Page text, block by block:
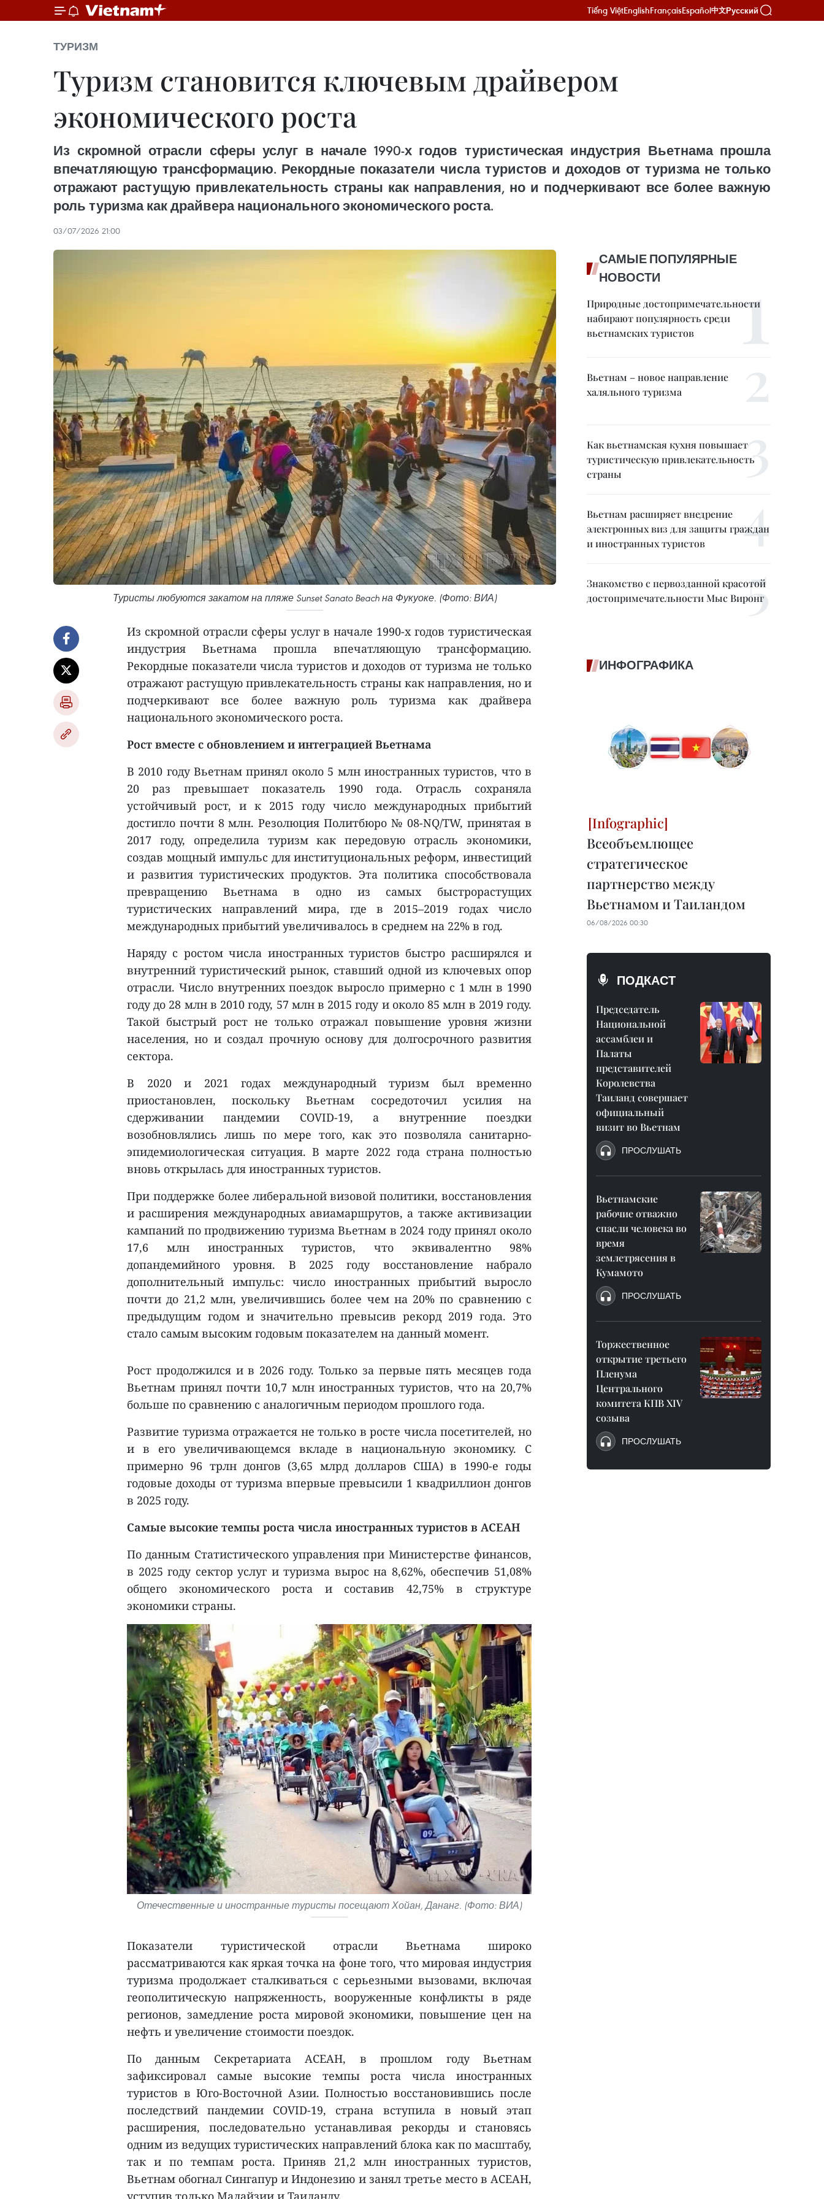
Tiếng ViệtEnglishFrançaisEspañol中文Русский
ТУРИЗМ
Туризм становится ключевым драйвером
экономического роста
Из скромной отрасли сферы услуг в начале 1990-х годов туристическая индустрия Вьетнама прошла
впечатляющую трансформацию. Рекордные показатели числа туристов и доходов от туризма не только
отражают растущую привлекательность страны как направления, но и подчеркивают все более важную
роль туризма как драйвера национального экономического роста.
03/07/2026 21:00
Туристы любуются закатом на пляже Sunset Sanato Beach на Фукуоке. (Фото: ВИА)
Из скромной отрасли сферы услуг в начале 1990-х годов туристическая
индустрия Вьетнама прошла впечатляющую трансформацию.
Рекордные показатели числа туристов и доходов от туризма не только
отражают растущую привлекательность страны как направления, но и
подчеркивают все более важную роль туризма как драйвера
национального экономического роста.
Рост вместе с обновлением и интеграцией Вьетнама
В 2010 году Вьетнам принял около 5 млн иностранных туристов, что в
20 раз превышает показатель 1990 года. Отрасль сохраняла
устойчивый рост, и к 2015 году число международных прибытий
достигло почти 8 млн. Резолюция Политбюро № 08-NQ/TW, принятая в
2017 году, определила туризм как передовую отрасль экономики,
создав мощный импульс для институциональных реформ, инвестиций
и развития туристических продуктов. Эта политика способствовала
превращению Вьетнама в одно из самых быстрорастущих
туристических направлений мира, где в 2015–2019 годах число
международных прибытий увеличивалось в среднем на 22% в год.
Наряду с ростом числа иностранных туристов быстро расширялся и
внутренний туристический рынок, ставший одной из ключевых опор
отрасли. Число внутренних поездок выросло примерно с 1 млн в 1990
году до 28 млн в 2010 году, 57 млн в 2015 году и около 85 млн в 2019 году.
Такой быстрый рост не только отражал повышение уровня жизни
населения, но и создал прочную основу для долгосрочного развития
сектора.
В 2020 и 2021 годах международный туризм был временно
приостановлен, поскольку Вьетнам сосредоточил усилия на
сдерживании пандемии COVID-19, а внутренние поездки
возобновлялись лишь по мере того, как это позволяла санитарно-
эпидемиологическая ситуация. В марте 2022 года страна полностью
вновь открылась для иностранных туристов.
При поддержке более либеральной визовой политики, восстановления
и расширения международных авиамаршрутов, а также активизации
кампаний по продвижению туризма Вьетнам в 2024 году принял около
17,6 млн иностранных туристов, что эквивалентно 98%
допандемийного уровня. В 2025 году восстановление набрало
дополнительный импульс: число иностранных прибытий выросло
почти до 21,2 млн, увеличившись более чем на 20% по сравнению с
предыдущим годом и значительно превысив рекорд 2019 года. Это
стало самым высоким годовым показателем на данный момент.
Рост продолжился и в 2026 году. Только за первые пять месяцев года
Вьетнам принял почти 10,7 млн иностранных туристов, что на 20,7%
больше по сравнению с аналогичным периодом прошлого года.
Развитие туризма отражается не только в росте числа посетителей, но
и в его увеличивающемся вкладе в национальную экономику. С
примерно 96 трлн донгов (3,65 млрд долларов США) в 1990-е годы
годовые доходы от туризма впервые превысили 1 квадриллион донгов
в 2025 году.
Самые высокие темпы роста числа иностранных туристов в АСЕАН
По данным Статистического управления при Министерстве финансов,
в 2025 году сектор услуг и туризма вырос на 8,62%, обеспечив 51,08%
общего экономического роста и составив 42,75% в структуре
экономики страны.
Отечественные и иностранные туристы посещают Хойан, Дананг. (Фото: ВИА)
Показатели туристической отрасли Вьетнама широко
рассматриваются как яркая точка на фоне того, что мировая индустрия
туризма продолжает сталкиваться с серьезными вызовами, включая
геополитическую напряженность, вооруженные конфликты в ряде
регионов, замедление роста мировой экономики, повышение цен на
нефть и увеличение стоимости поездок.
По данным Секретариата АСЕАН, в прошлом году Вьетнам
зафиксировал самые высокие темпы роста числа иностранных
туристов в Юго-Восточной Азии. Полностью восстановившись после
последствий пандемии COVID-19, страна вступила в новый этап
расширения, последовательно устанавливая рекорды и становясь
одним из ведущих туристических направлений блока как по масштабу,
так и по темпам роста. Приняв 21,2 млн иностранных туристов,
Вьетнам обогнал Сингапур и Индонезию и занял третье место в АСЕАН,
уступив только Малайзии и Таиланду.
САМЫЕ ПОПУЛЯРНЫЕ
НОВОСТИ
Природные достопримечательности
набирают популярность среди
вьетнамских туристов
Вьетнам – новое направление
халяльного туризма
Как вьетнамская кухня повышает
туристическую привлекательность
страны
Вьетнам расширяет внедрение
электронных виз для защиты граждан
и иностранных туристов
Знакомство с первозданной красотой
достопримечательности Мыс Виронг
ИНФОГРАФИКА
Всеобъемлющее
стратегическое
партнерство между
Вьетнамом и Таиландом
06/08/2026 00:30
ПОДКАСТ
Председатель
Национальной
ассамблеи и
Палаты
представителей
Королевства
Таиланд совершает
официальный
визит во Вьетнам
ПРОСЛУШАТЬ
Вьетнамские
рабочие отважно
спасли человека во
время
землетрясения в
Кумамото
ПРОСЛУШАТЬ
Торжественное
открытие третьего
Пленума
Центрального
комитета КПВ XIV
созыва
ПРОСЛУШАТЬ